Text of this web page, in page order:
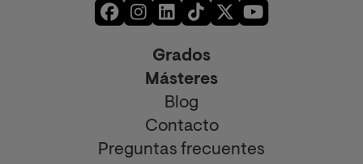
Grados
Másteres
Blog
Contacto
Preguntas frecuentes